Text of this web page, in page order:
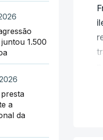
1.500
a
da